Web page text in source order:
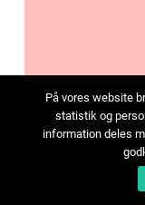
På vores website
statistik og
information deles